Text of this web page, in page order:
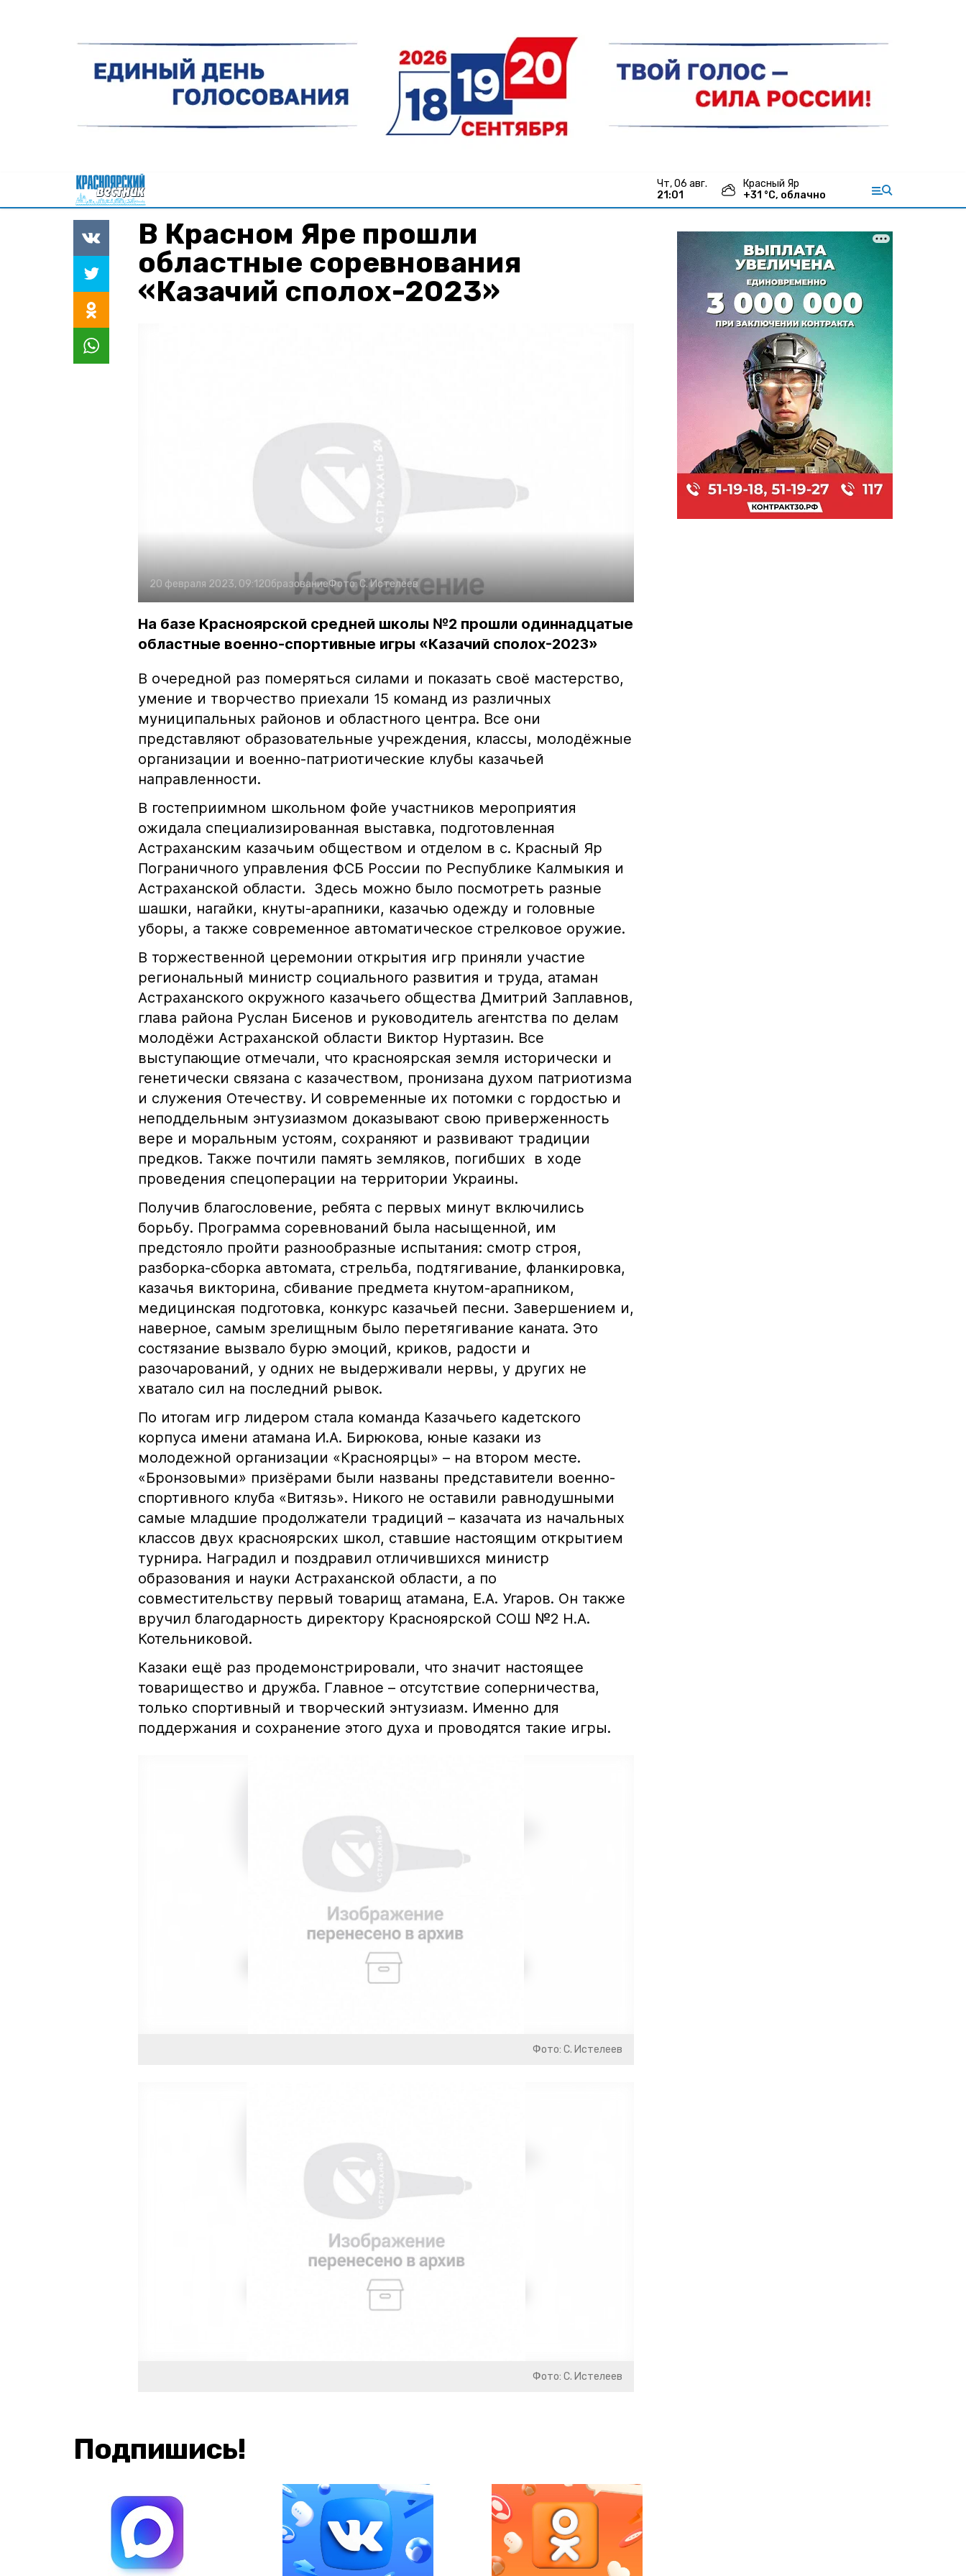
чт, 06 авг.
21:01
Красный Яр
+31 °С, облачно
В Красном Яре прошли
областные соревнования
«Казачий сполох-2023»
20 февраля 2023, 09:12ОбразованиеФото:С. Истелеев
На базе Красноярской средней школы №2 прошли одиннадцатые
областные военно-спортивные игры «Казачий сполох-2023»
В очередной раз померяться силами и показать своё мастерство,
умение и творчество приехали 15 команд из различных
муниципальных районов и областного центра. Все они
представляют образовательные учреждения, классы, молодёжные
организации и военно-патриотические клубы казачьей
направленности.
В гостеприимном школьном фойе участников мероприятия
ожидала специализированная выставка, подготовленная
Астраханским казачьим обществом и отделом в с. Красный Яр
Пограничного управления ФСБ России по Республике Калмыкия и
Астраханской области. Здесь можно было посмотреть разные
шашки, нагайки, кнуты-арапники, казачью одежду и головные
уборы, а также современное автоматическое стрелковое оружие.
В торжественной церемонии открытия игр приняли участие
региональный министр социального развития и труда, атаман
Астраханского окружного казачьего общества Дмитрий Заплавнов,
глава района Руслан Бисенов и руководитель агентства по делам
молодёжи Астраханской области Виктор Нуртазин. Все
выступающие отмечали, что красноярская земля исторически и
генетически связана с казачеством, пронизана духом патриотизма
и служения Отечеству. И современные их потомки с гордостью и
неподдельным энтузиазмом доказывают свою приверженность
вере и моральным устоям, сохраняют и развивают традиции
предков. Также почтили память земляков, погибших в ходе
проведения спецоперации на территории Украины.
Получив благословение, ребята с первых минут включились
борьбу. Программа соревнований была насыщенной, им
предстояло пройти разнообразные испытания: смотр строя,
разборка-сборка автомата, стрельба, подтягивание, фланкировка,
казачья викторина, сбивание предмета кнутом-арапником,
медицинская подготовка, конкурс казачьей песни. Завершением и,
наверное, самым зрелищным было перетягивание каната. Это
состязание вызвало бурю эмоций, криков, радости и
разочарований, у одних не выдерживали нервы, у других не
хватало сил на последний рывок.
По итогам игр лидером стала команда Казачьего кадетского
корпуса имени атамана И.А. Бирюкова, юные казаки из
молодежной организации «Красноярцы» – на втором месте.
«Бронзовыми» призёрами были названы представители военно-
спортивного клуба «Витязь». Никого не оставили равнодушными
самые младшие продолжатели традиций – казачата из начальных
классов двух красноярских школ, ставшие настоящим открытием
турнира. Наградил и поздравил отличившихся министр
образования и науки Астраханской области, а по
совместительству первый товарищ атамана, Е.А. Угаров. Он также
вручил благодарность директору Красноярской СОШ №2 Н.А.
Котельниковой.
Казаки ещё раз продемонстрировали, что значит настоящее
товарищество и дружба. Главное – отсутствие соперничества,
только спортивный и творческий энтузиазм. Именно для
поддержания и сохранение этого духа и проводятся такие игры.
Фото: С. Истелеев
Фото: С. Истелеев
Подпишись!